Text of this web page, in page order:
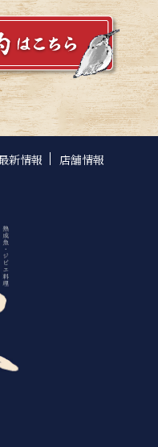
新情報 店舗情報